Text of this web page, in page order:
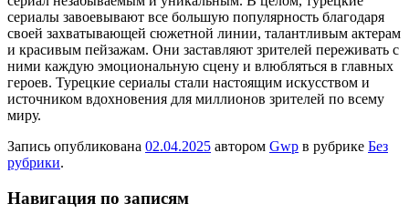
сериалы завоевывают все большую популярность благодаря
своей захватывающей сюжетной линии, талантливым актерам
и красивым пейзажам. Они заставляют зрителей переживать с
ними каждую эмоциональную сцену и влюбляться в главных
героев. Турецкие сериалы стали настоящим искусством и
источником вдохновения для миллионов зрителей по всему
миру.
Запись опубликована 02.04.2025 автором Gwp в рубрике Без
рубрики.
Навигация по записям